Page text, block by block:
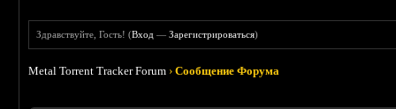
Здравствуйте, Гость! (Вход —Зарегистрироваться)
Metal Torrent Tracker Forum ›Сообщение Форума